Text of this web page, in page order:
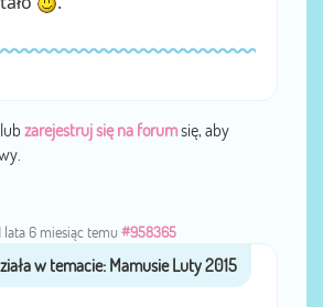
zarejestruj się na forumsię, aby
lata 6 miesiąc temu #958365
przezwer26